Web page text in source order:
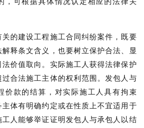
的建设工程施工合同纠纷案件，既要
释条文含义，也要树立保护合法、显
价值取向。实际施工人获得法律保护
合法施工主体的权利范围。发包人与
价款的结算，对实际施工人具有拘束
体有明确约定或在性质上不宜适用于
人能够举证证明发包人与承包人以结